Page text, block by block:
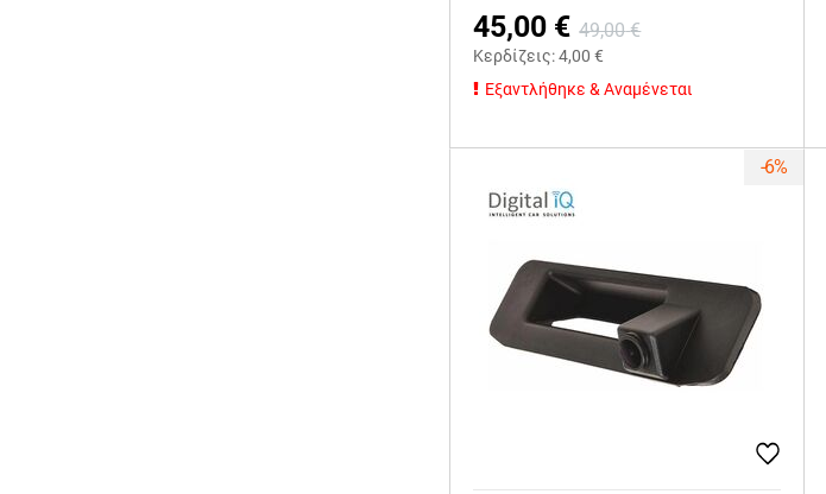
45,00 € 49,00 €
Κερδίζεις:4,00 €
Εξαντλήθηκε & Αναμένεται
-6%